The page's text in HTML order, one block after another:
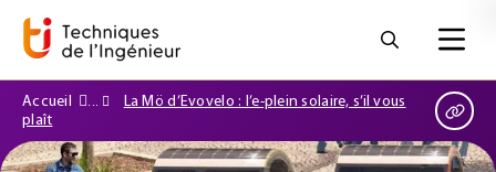
Accueil
La Mö d’Evovelo : l’e-plein solaire, s’il vous
plaît